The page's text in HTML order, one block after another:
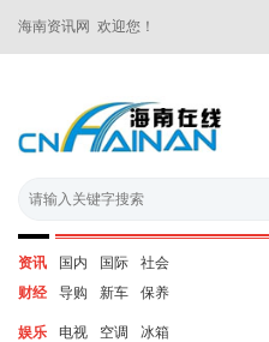
海南资讯网 欢迎您！
资讯 国内 国际
社会
财经
导购 新车 保养
娱乐 电视 空调
冰箱